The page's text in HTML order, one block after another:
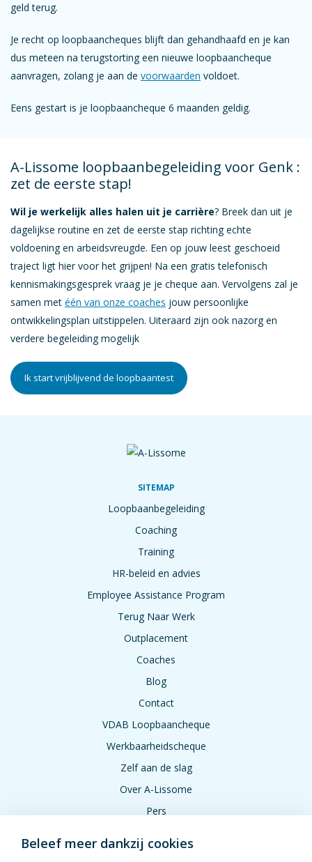
geld terug.
Je recht op loopbaancheques blijft dan gehandhaafd en je kan
dus meteen na terugstorting een nieuwe loopbaancheque
aanvragen, zolang je aan de voorwaarden voldoet.
Eens gestart is je loopbaancheque 6 maanden geldig.
A-Lissome loopbaanbegeleiding voor Genk :
zet de eerste stap!
Wil je werkelijk alles halen uit je carrière? Breek dan uit je
dagelijkse routine en zet de eerste stap richting echte
voldoening en arbeidsvreugde. Een op jouw leest geschoeid
traject ligt hier voor het grijpen! Na een gratis telefonisch
kennismakingsgesprek vraag je je cheque aan. Vervolgens zal je
samen met één van onze coaches jouw persoonlijke
ontwikkelingsplan uitstippelen. Uiteraard zijn ook nazorg en
verdere begeleiding mogelijk
Ik start vrijblijvend de loopbaantest
SITEMAP
Loopbaanbegeleiding
Coaching
Training
HR-beleid en advies
Employee Assistance Program
Terug Naar Werk
Outplacement
Coaches
Blog
Contact
VDAB Loopbaancheque
Werkbaarheidscheque
Zelf aan de slag
Over A-Lissome
Pers
Beleef meer dankzij cookies